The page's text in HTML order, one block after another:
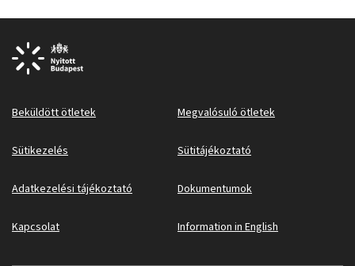
Beküldött ötletek Megvalósuló ötletek
Sütikezelés Sütitájékoztató
Adatkezelési tájékoztató Dokumentumok
Kapcsolat Information in English